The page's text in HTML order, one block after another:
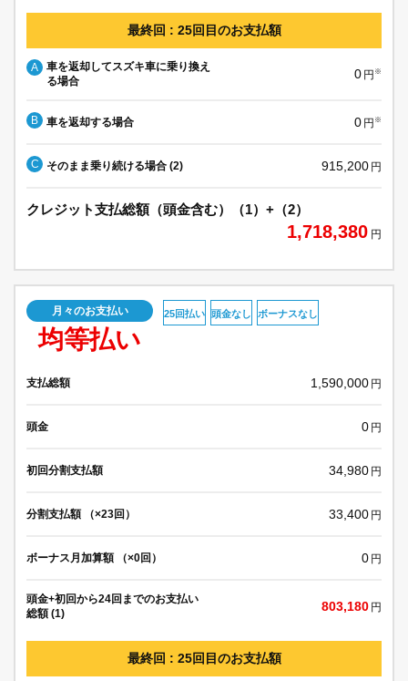
最終回 : 25回目のお支払額
A
車を返却してスズキ車に乗り換え
る場合
0 円 ※
B 車を返却する場合 0 円 ※
C そのまま乗り続ける場合 (2) 915,200 円
クレジット支払総額（頭金含む）（1）+（2）
1,718,380 円
月々のお支払い
均等払い
25回払い 頭金なし ボーナスなし
支払総額 1,590,000 円
頭金 0 円
初回分割支払額 34,980 円
分割支払額 （×23回） 33,400 円
ボーナス月加算額 （×0回） 0 円
頭金+初回から24回までのお支払い
総額 (1)
803,180 円
最終回 : 25回目のお支払額